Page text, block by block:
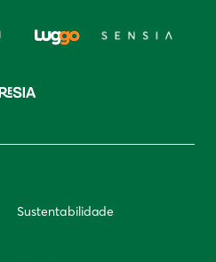
Sustentabilidade